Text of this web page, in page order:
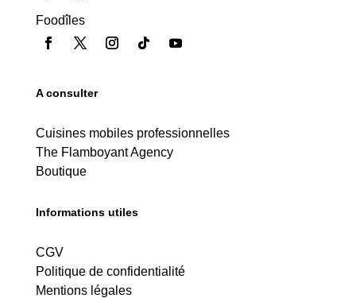
Foodîles
A consulter
Cuisines mobiles professionnelles
The Flamboyant Agency
Boutique
Informations utiles
CGV
Politique de confidentialité
Mentions légales